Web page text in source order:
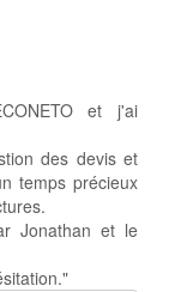
et j'ai
des devis et
temps précieux
Jonathan et le